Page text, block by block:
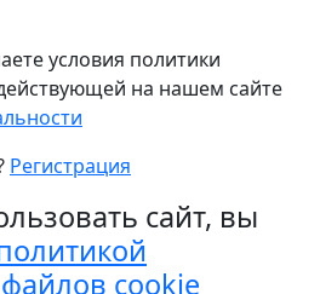
условия политики
на нашем сайте
Регистрация
сайт, вы
cookie